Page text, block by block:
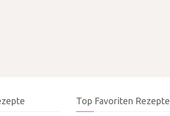
Top Favoriten Rezepte